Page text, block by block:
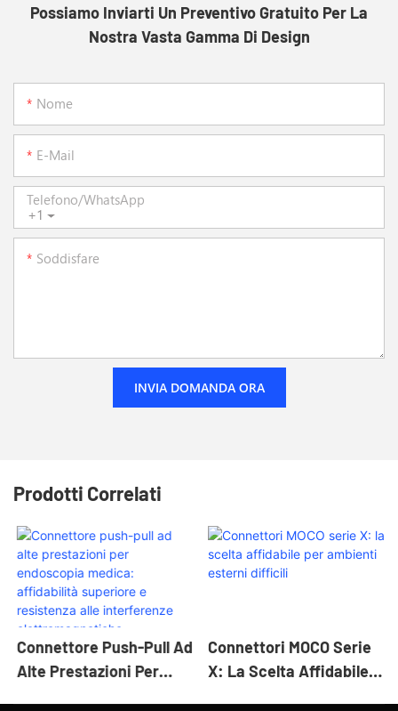
Possiamo Inviarti Un Preventivo Gratuito Per La
Nostra Vasta Gamma Di Design
Nome
E-Mail
+1
Telefono/WhatsApp
Soddisfare
INVIA DOMANDA ORA
Prodotti Correlati
Connettore Push-Pull Ad
Alte Prestazioni Per
Connettori MOCO Serie
X: La Scelta Affidabile